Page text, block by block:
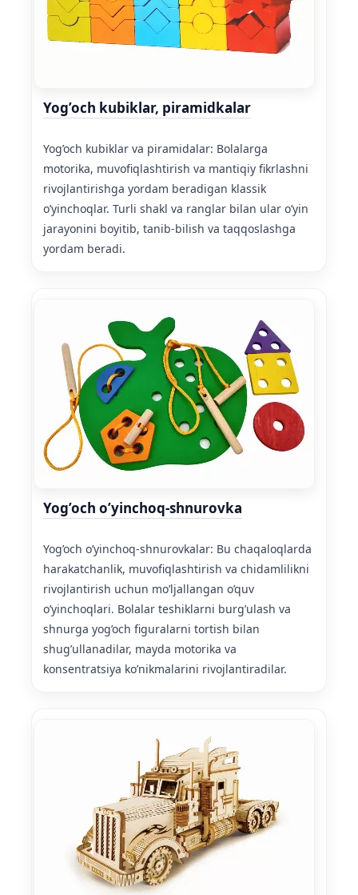
Yog’och kubiklar, piramidkalar
Yog’och kubiklar va piramidalar: Bolalarga
motorika, muvofiqlashtirish va mantiqiy fikrlashni
rivojlantirishga yordam beradigan klassik
o’yinchoqlar. Turli shakl va ranglar bilan ular o’yin
jarayonini boyitib, tanib-bilish va taqqoslashga
yordam beradi.
Yog’och o’yinchoq-shnurovka
Yog’och o’yinchoq-shnurovkalar: Bu chaqaloqlarda
harakatchanlik, muvofiqlashtirish va chidamlilikni
rivojlantirish uchun mo’ljallangan o’quv
o’yinchoqlari. Bolalar teshiklarni burg’ulash va
shnurga yog’och figuralarni tortish bilan
shug’ullanadilar, mayda motorika va
konsentratsiya ko’nikmalarini rivojlantiradilar.